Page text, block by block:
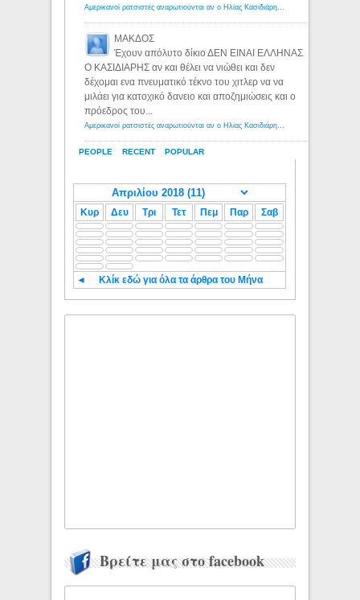
PEOPLE RECENT POPULAR
Αμερικανοί ρατσιστές αναρωτιούνται αν ο Ηλίας Κασιδιάρης ανήκει στη λευκή φυλή... - Λόγιος Ερμής
ΜΑΚΔΟΣ
Έχουν απόλυτο δίκιο ΔΕΝ ΕΙΝΑΙ ΕΛΛΗΝΑΣ
Ο ΚΑΣΙΔΙΑΡΗΣ αν και θέλει να νιώθει και δεν
δέχομαι ενα πνευματικό τέκνο του χιτλερ να να
μιλάει για κατοχικό δανειο και αποζημιώσεις και ο
πρόεδρος του...
Αμερικανοί ρατσιστές αναρωτιούνται αν ο Ηλίας Κασιδιάρης ανήκει στη λευκή φυλή... - Λόγιος Ερμής
Κυρ Δευ Τρι Τετ Πεμ Παρ Σαβ
◄ Κλίκ εδώ για όλα τα άρθρα του Μήνα
Βρείτε μας στο facebook